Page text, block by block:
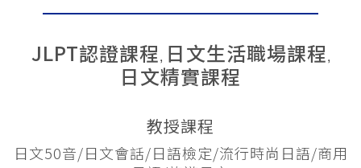
JLPT認證課程, 日文生活職場課程,
日文精實課程
教授課程
日文50音/日文會話/日語檢定/流行時尚日語/商用